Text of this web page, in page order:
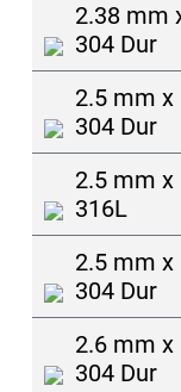
2.38 mm
304 Dur
2.5 mm x
304 Dur
2.5 mm x
316L
2.5 mm x
304 Dur
2.6 mm x
304 Dur